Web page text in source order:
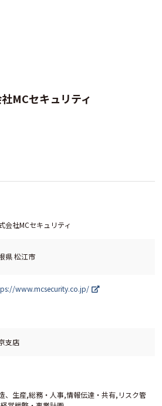
MCセキュリティ
会社MCセキュリティ
県 松江市
www.mcsecurity.co.jp/
支店
、生産,総務・人事,情報伝達・共有,リスク管